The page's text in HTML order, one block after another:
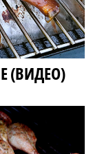
(ВИДЕО)